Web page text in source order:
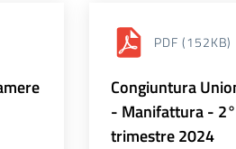
PDF (152KB)
Congiuntura
- Manifattura - 2°
trimestre 2024